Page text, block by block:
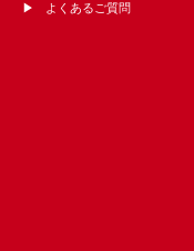
よくあるご質問